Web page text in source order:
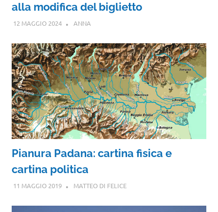
alla modifica del biglietto
12 MAGGIO 2024 ANNA
Pianura Padana: cartina fisica e
cartina politica
11 MAGGIO 2019 MATTEO DI FELICE